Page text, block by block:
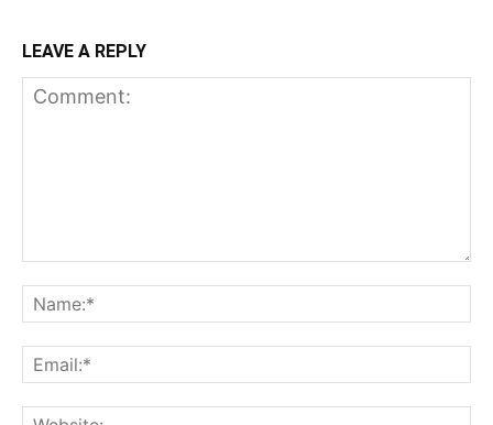
LEAVE A REPLY